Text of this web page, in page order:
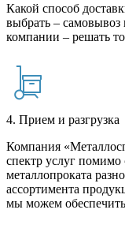
Какой способ
выбрать –
компании – решать
4. Прием и разгрузка
Компания
спектр услуг помимо
металлопроката
ассортимента
мы можем